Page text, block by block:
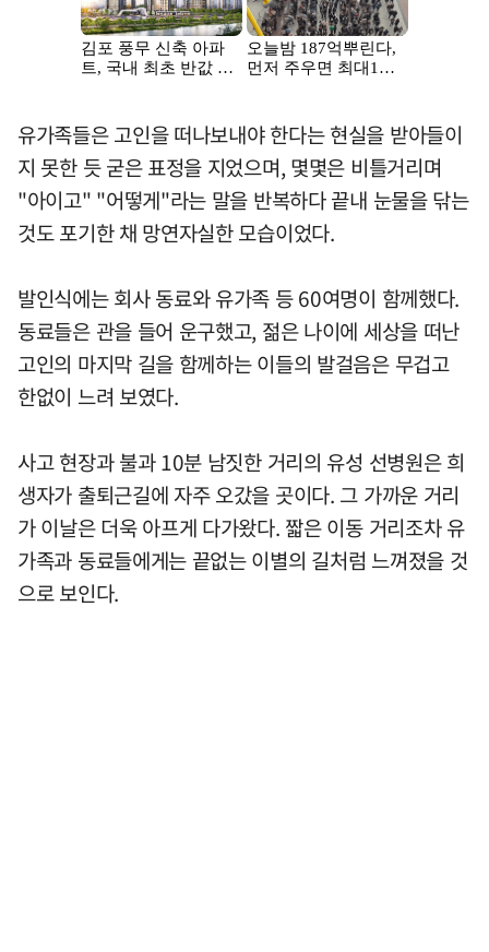
유가족들은 고인을 떠나보내야 한다는 현실을 받아들이
지 못한 듯 굳은 표정을 지었으며, 몇몇은 비틀거리며
"아이고" "어떻게"라는 말을 반복하다 끝내 눈물을 닦는
것도 포기한 채 망연자실한 모습이었다.
발인식에는 회사 동료와 유가족 등 60여명이 함께했다.
동료들은 관을 들어 운구했고, 젊은 나이에 세상을 떠난
고인의 마지막 길을 함께하는 이들의 발걸음은 무겁고
한없이 느려 보였다.
사고 현장과 불과 10분 남짓한 거리의 유성 선병원은 희
생자가 출퇴근길에 자주 오갔을 곳이다. 그 가까운 거리
가 이날은 더욱 아프게 다가왔다. 짧은 이동 거리조차 유
가족과 동료들에게는 끝없는 이별의 길처럼 느껴졌을 것
으로 보인다.